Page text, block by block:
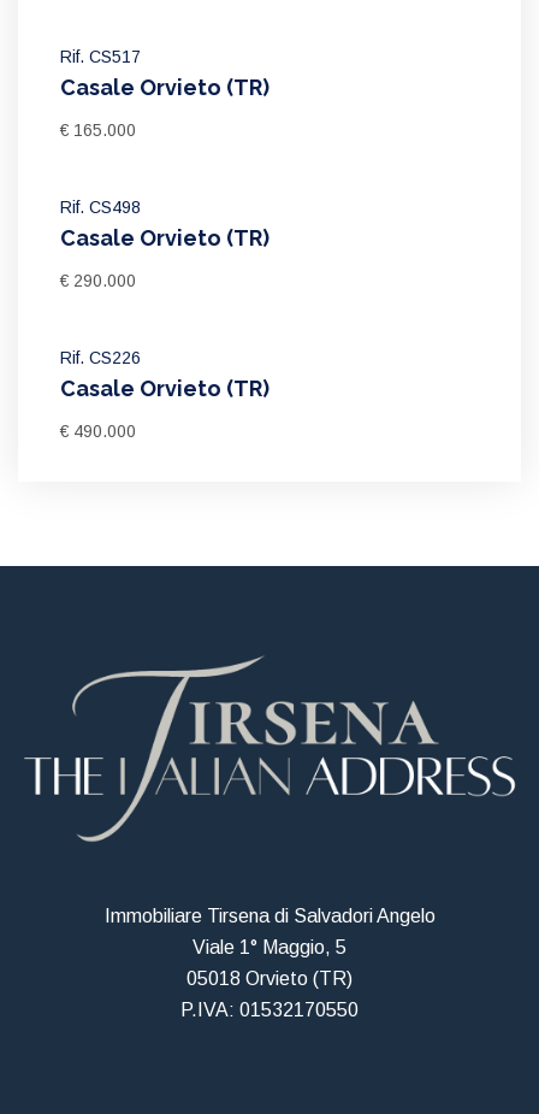
Rif. CS517
Casale Orvieto (TR)
€ 165.000
Rif. CS498
Casale Orvieto (TR)
€ 290.000
Rif. CS226
Casale Orvieto (TR)
€ 490.000
Immobiliare Tirsena di Salvadori Angelo
Viale 1° Maggio, 5
05018 Orvieto (TR)
P.IVA: 01532170550